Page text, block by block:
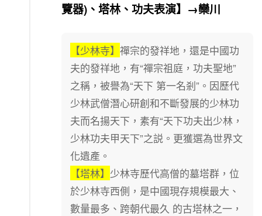
覽器)、塔林、功夫表演】→欒川
【少林寺】 禪宗的發祥地，還是中國功
夫的發祥地，有“禪宗祖庭，功夫聖地”
之稱，被譽為“天下 第一名剎”。因歷代
少林武僧潛心研創和不斷發展的少林功
夫而名揚天下，素有“天下功夫出少林，
少林功夫甲天下”之説。更獲選為世界文
化遺產。
【塔林】 少林寺歷代高僧的墓塔群，位
於少林寺西側，是中國現存規模最大、
數量最多、跨朝代最久 的古塔林之一，